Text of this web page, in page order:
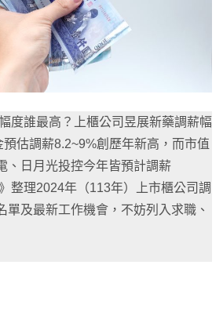
度誰最高？上櫃公司昱展新藥調薪幅
估調薪8.2~9%創歷年新高，而市值
、日月光投控今年皆預計調薪
整理2024年（113年）上市櫃公司調
單及最新工作機會，不妨列入求職、